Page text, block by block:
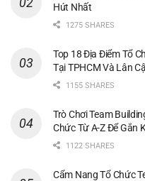
Hút Nhất
1275 SHARES
Top 18 Địa Điểm Tổ
Tại TPHCM Và Lân
1155 SHARES
Trò Chơi Team
Chức Từ A-Z Để Gắn
1122 SHARES
Cẩm Nang Tổ Chức